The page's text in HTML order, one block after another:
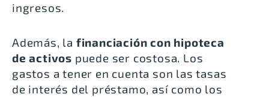
ingresos.
Además, la financiación con hipoteca
de activos puede ser costosa. Los
gastos a tener en cuenta son las tasas
de interés del préstamo, así como los